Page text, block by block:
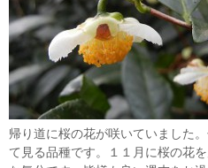
帰り道に桜の花が咲いていました
て見る品種です。１１月に桜の花